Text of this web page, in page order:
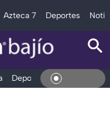
Azteca 7 Deportes
Deportes Espectáculos
En Vivo